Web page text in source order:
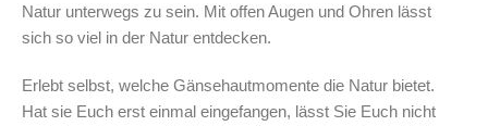
Natur unterwegs zu sein. Mit offen Augen und Ohren lässt
sich so viel in der Natur entdecken.
Erlebt selbst, welche Gänsehautmomente die Natur bietet.
Hat sie Euch erst einmal eingefangen, lässt Sie Euch nicht